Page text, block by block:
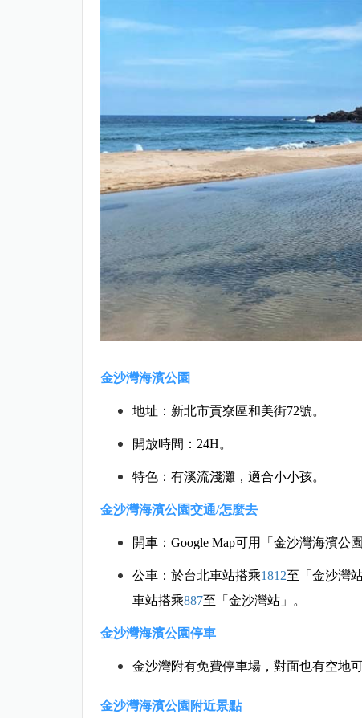
金沙灣海濱公園
地址：新北市貢寮區和美街72號。
開放時間：24H。
特色：有溪流淺灘，適合小小孩。
金沙灣海濱公園交通/怎麼去
開車：Google Map可用「金沙灣海濱公
公車：於台北車站搭乘1812至「金沙灣
車站搭乘887至「金沙灣站」。
金沙灣海濱公園停車
金沙灣附有免費停車場，對面也有空地可
金沙灣海濱公園附近景點